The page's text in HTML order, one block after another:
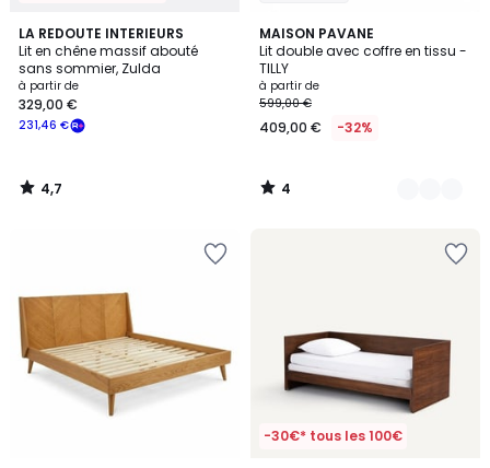
LA REDOUTE INTERIEURS
Lit en chêne massif abouté
sans sommier, Zulda
à partir de
231,46 €
329,00 €
4,7
/ 5
4,7
/
MAISON PAVANE
Lit double avec coffre en tissu -
TILLY
à partir de
599,00 €
409,00 € -32%
4
/
5
3
Couleurs
4
/
-30€* tous les 100€